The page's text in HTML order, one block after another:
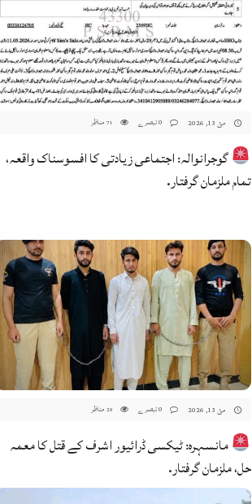
مئ 13, 2026 71 مناظر
گوجرانوالہ: اجتماعی زیادتی کا افسوسناک واقعہ،
تمام ملزمان گرفتار.
مئ 13, 2026 29 مناظر
مانسہرہ: ٹیکسی ڈرائیور اشرف کے قتل کا معمہ
حل، ملزمان گرفتار.